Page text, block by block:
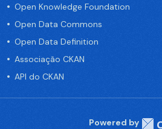
Open Knowledge Foundation
Open Data Commons
Open Data Definition
Associação CKAN
API do CKAN
Powered by